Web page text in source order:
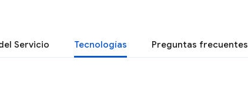
Servicio Tecnologías Preguntas frecuentes